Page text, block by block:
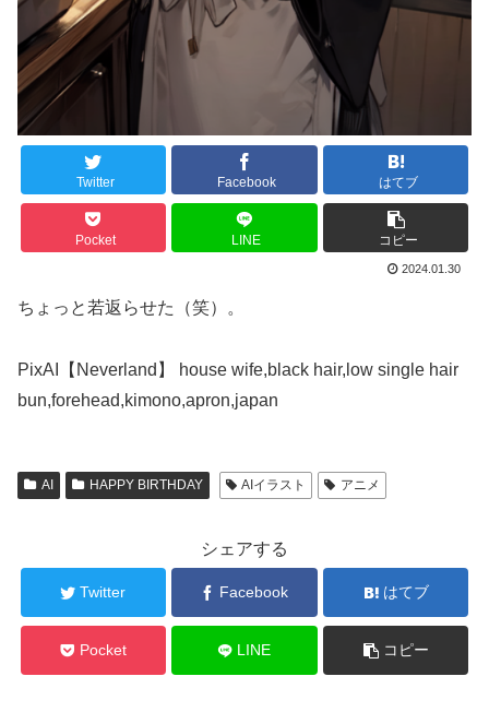
Twitter Facebook はてブ
Pocket LINE コピー
2024.01.30
ちょっと若返らせた（笑）。
PixAI【Neverland】 house wife,black hair,low single hair
bun,forehead,kimono,apron,japan
AI HAPPY BIRTHDAY AIイラスト アニメ
シェアする
Twitter Facebook はてブ
Pocket LINE コピー